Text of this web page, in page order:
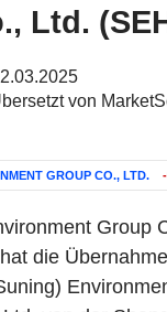
Ltd.
von
GROUP CO., LTD.
Group
die